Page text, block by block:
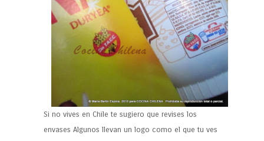
Si no vives en Chile te sugiero que revises los
envases Algunos llevan un logo como el que tu ves